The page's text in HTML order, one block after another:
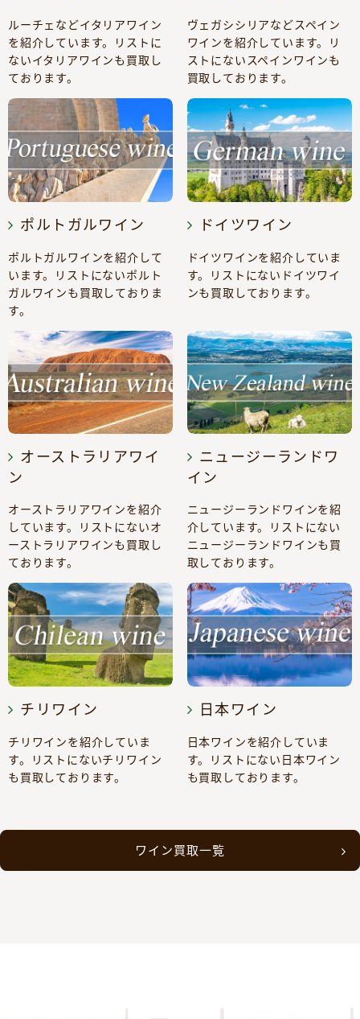
ルーチェなどイタリアワイン
を紹介しています。リストに
ないイタリアワインも買取し
ております。
ヴェガシシリアなどスペイン
ワインを紹介しています。リ
ストにないスペインワインも
買取しております。
ポルトガルワイン
ポルトガルワインを紹介して
います。リストにないポルト
ガルワインも買取しておりま
す。
ドイツワイン
ドイツワインを紹介していま
す。リストにないドイツワイ
ンも買取しております。
オーストラリアワイ
ン
オーストラリアワインを紹介
しています。リストにないオ
ーストラリアワインも買取し
ております。
ニュージーランドワ
イン
ニュージーランドワインを紹
介しています。リストにない
ニュージーランドワインも買
取しております。
チリワイン
チリワインを紹介していま
す。リストにないチリワイン
も買取しております。
日本ワイン
日本ワインを紹介していま
す。リストにない日本ワイン
も買取しております。
ワイン買取一覧